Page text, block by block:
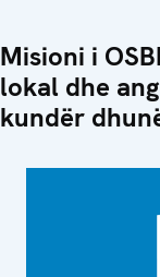
Misioni i
lokal dhe
kundër